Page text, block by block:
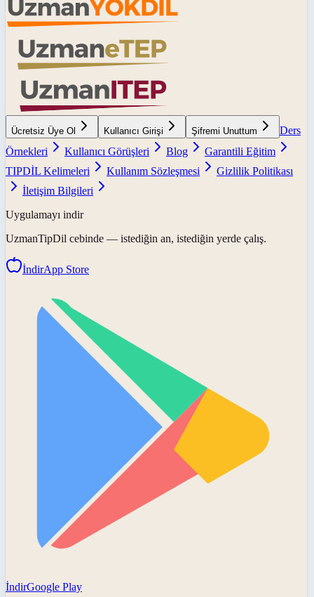
Ücretsiz Üye Ol Kullanıcı Girişi Şifremi Unuttum
Ders
Örnekleri
Kullanıcı Görüşleri Blog
Garantili Eğitim
TIPDİL Kelimeleri
Kullanım Sözleşmesi
Gizlilik Politikası
İletişim Bilgileri
Uygulamayı indir
UzmanTipDil cebinde — istediğin an, istediğin yerde çalış.
İndirApp Store
İndirGoogle Play